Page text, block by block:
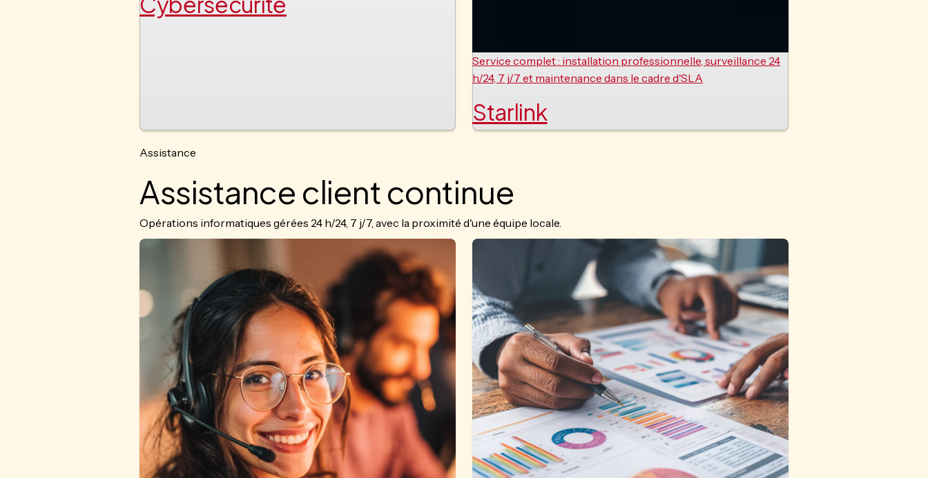
Service complet : installation professionnelle, surveillance 24
h/24, 7 j/7 et maintenance dans le cadre d'SLA
Starlink
Assistance
Assistance client continue
Opérations informatiques gérées 24 h/24, 7 j/7, avec la proximité d'une équipe locale.